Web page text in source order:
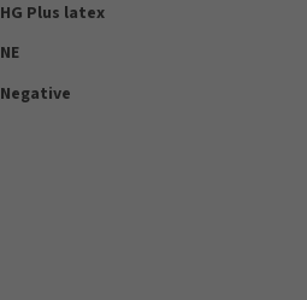
HG Plus latex
NE
Negative